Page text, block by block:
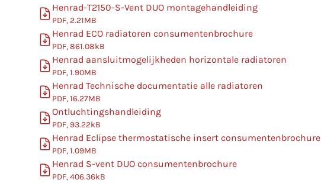
Henrad-T2150-S-Vent DUO montagehandleiding
PDF, 2.21MB
Henrad ECO radiatoren consumentenbrochure
PDF, 861.08kB
Henrad aansluitmogelijkheden horizontale radiatoren
PDF, 1.90MB
Henrad Technische documentatie alle radiatoren
PDF, 16.27MB
Ontluchtingshandleiding
PDF, 93.22kB
Henrad Eclipse thermostatische insert consumentenbrochure
PDF, 1.09MB
Henrad S-vent DUO consumentenbrochure
PDF, 406.36kB